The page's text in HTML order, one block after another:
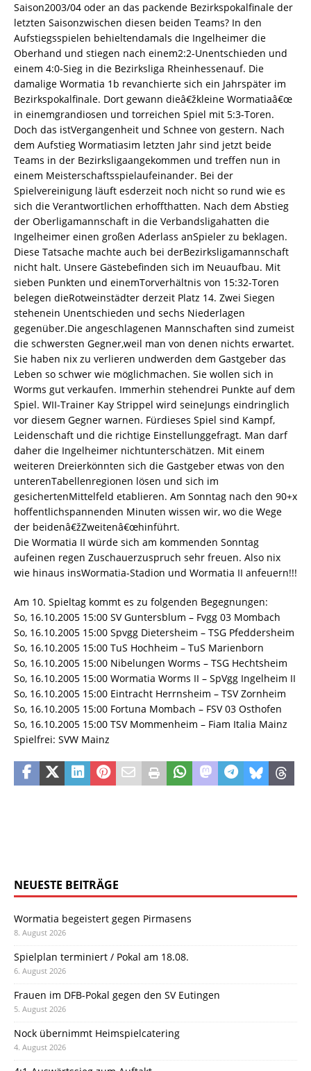
Saison2003/04 oder an das packende Bezirkspokalfinale der
letzten Saisonzwischen diesen beiden Teams? In den
Aufstiegsspielen behieltendamals die Ingelheimer die
Oberhand und stiegen nach einem2:2-Unentschieden und
einem 4:0-Sieg in die Bezirksliga Rheinhessenauf. Die
damalige Wormatia 1b revanchierte sich ein Jahrspäter im
Bezirkspokalfinale. Dort gewann dieâ€žkleine Wormatiaâ€œ
in einemgrandiosen und torreichen Spiel mit 5:3-Toren.
Doch das istVergangenheit und Schnee von gestern. Nach
dem Aufstieg Wormatiasim letzten Jahr sind jetzt beide
Teams in der Bezirksligaangekommen und treffen nun in
einem Meisterschaftsspielaufeinander. Bei der
Spielvereinigung läuft esderzeit noch nicht so rund wie es
sich die Verantwortlichen erhoffthatten. Nach dem Abstieg
der Oberligamannschaft in die Verbandsligahatten die
Ingelheimer einen großen Aderlass anSpieler zu beklagen.
Diese Tatsache machte auch bei derBezirksligamannschaft
nicht halt. Unsere Gästebefinden sich im Neuaufbau. Mit
sieben Punkten und einemTorverhältnis von 15:32-Toren
belegen dieRotweinstädter derzeit Platz 14. Zwei Siegen
stehenein Unentschieden und sechs Niederlagen
gegenüber.Die angeschlagenen Mannschaften sind zumeist
die schwersten Gegner,weil man von denen nichts erwartet.
Sie haben nix zu verlieren undwerden dem Gastgeber das
Leben so schwer wie möglichmachen. Sie wollen sich in
Worms gut verkaufen. Immerhin stehendrei Punkte auf dem
Spiel. WII-Trainer Kay Strippel wird seineJungs eindringlich
vor diesem Gegner warnen. Fürdieses Spiel sind Kampf,
Leidenschaft und die richtige Einstellunggefragt. Man darf
daher die Ingelheimer nichtunterschätzen. Mit einem
weiteren Dreierkönnten sich die Gastgeber etwas von den
unterenTabellenregionen lösen und sich im
gesichertenMittelfeld etablieren. Am Sonntag nach den 90+x
hoffentlichspannenden Minuten wissen wir, wo die Wege
der beidenâ€žZweitenâ€œhinführt.
Die Wormatia II würde sich am kommenden Sonntag
aufeinen regen Zuschauerzuspruch sehr freuen. Also nix
wie hinaus insWormatia-Stadion und Wormatia II anfeuern!!!
Am 10. Spieltag kommt es zu folgenden Begegnungen:
So, 16.10.2005 15:00 SV Guntersblum – Fvgg 03 Mombach
So, 16.10.2005 15:00 Spvgg Dietersheim – TSG Pfeddersheim
So, 16.10.2005 15:00 TuS Hochheim – TuS Marienborn
So, 16.10.2005 15:00 Nibelungen Worms – TSG Hechtsheim
So, 16.10.2005 15:00 Wormatia Worms II – SpVgg Ingelheim II
So, 16.10.2005 15:00 Eintracht Herrnsheim – TSV Zornheim
So, 16.10.2005 15:00 Fortuna Mombach – FSV 03 Osthofen
So, 16.10.2005 15:00 TSV Mommenheim – Fiam Italia Mainz
Spielfrei: SVW Mainz
NEUESTE BEITRÄGE
Wormatia begeistert gegen Pirmasens
8. August 2026
Spielplan terminiert / Pokal am 18.08.
6. August 2026
Frauen im DFB-Pokal gegen den SV Eutingen
5. August 2026
Nock übernimmt Heimspielcatering
4. August 2026